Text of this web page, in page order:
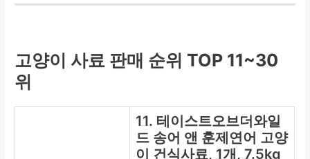
고양이 사료 판매 순위 TOP 11~30
위
11. 테이스트오브더와일
드 송어 앤 훈제연어 고양
이 건식사료, 1개, 7.5kg